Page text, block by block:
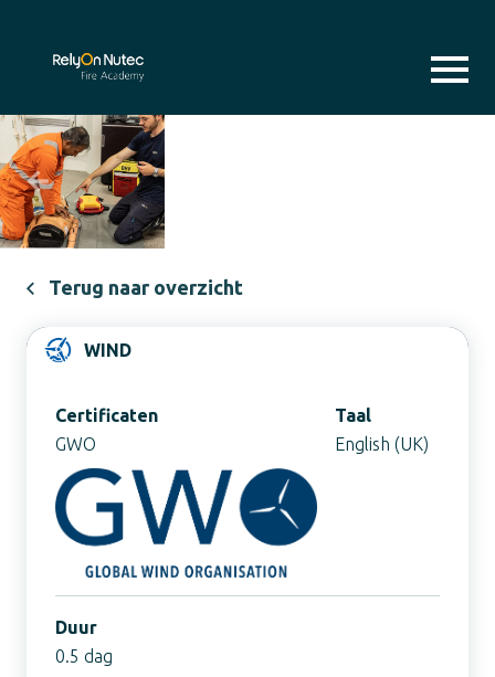
Previous
Terug naar overzicht
WIND
Certificaten
GWO
Taal
English (UK)
Duur
0.5 dag